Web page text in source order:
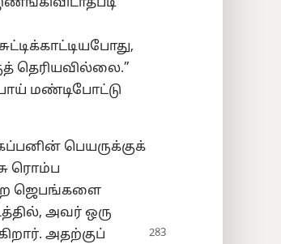
தெரியவில்லை.”
மண்டிபோட்டு
பெயருக்குக்
ரொம்ப
ஜெபங்களை
அவர் ஒரு
அதற்குப்